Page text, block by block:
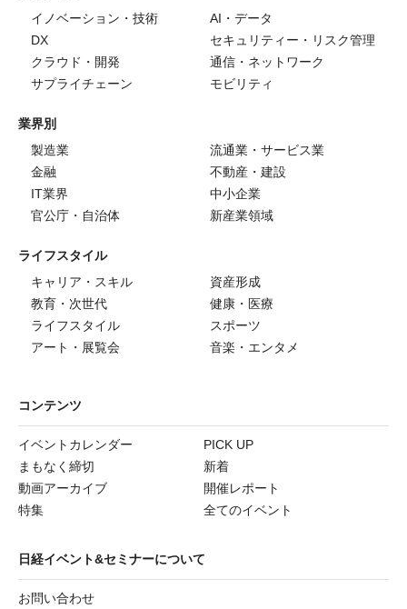
イノベーション・技術
AI・データ
DX
セキュリティー・リスク管理
クラウド・開発
通信・ネットワーク
サプライチェーン
モビリティ
業界別
製造業
流通業・サービス業
金融
不動産・建設
IT業界
中小企業
官公庁・自治体
新産業領域
ライフスタイル
キャリア・スキル
資産形成
教育・次世代
健康・医療
ライフスタイル
スポーツ
アート・展覧会
音楽・エンタメ
コンテンツ
イベントカレンダー
PICK UP
まもなく締切
新着
動画アーカイブ
開催レポート
特集
全てのイベント
日経イベント&セミナーについて
お問い合わせ